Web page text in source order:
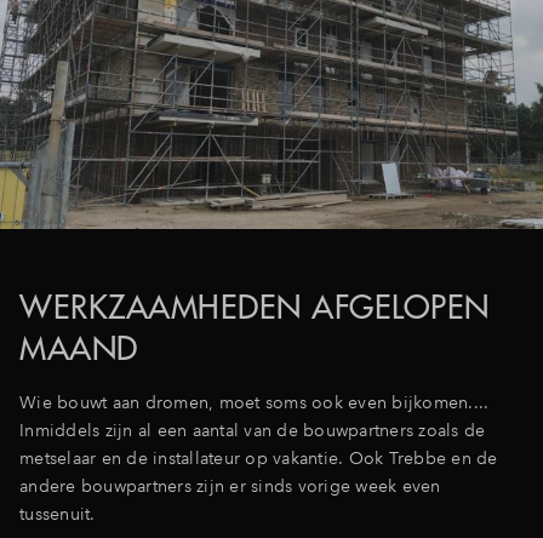
WERKZAAMHEDEN AFGELOPEN
MAAND
Wie bouwt aan dromen, moet soms ook even bijkomen....
Inmiddels zijn al een aantal van de bouwpartners zoals de
metselaar en de installateur op vakantie. Ook Trebbe en de
andere bouwpartners zijn er sinds vorige week even
tussenuit.